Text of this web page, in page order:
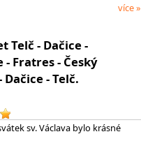
více »
Telč - Dačice -
- Fratres - Český
Dačice - Telč.
sv. Václava bylo krásné